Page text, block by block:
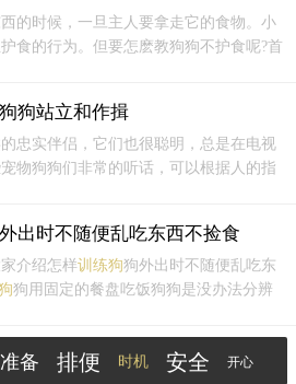
练，一般的幼犬应可在八个月大前完成
的时候，一旦主人要拿走它的食物。小
食的行为。但要怎麽教狗狗不护食呢?首
抢...
狗站立和作揖
忠实伴侣，它们也很聪明，总是在电视
宠物狗狗们非常的听话，可以根据人的指
发出“站”的口令和手势(右臂向犬的方向
上)。
出时不随便乱吃东西不捡食
介绍怎样训练狗狗外出时不随便乱吃东
狗用固定的餐盘吃饭狗狗是没办法分辨
用固定餐盘用餐，培养它只吃餐盘内食
让它知道餐盘外的东西不能吃，并且能够
准备 排便 时机 安全 开心